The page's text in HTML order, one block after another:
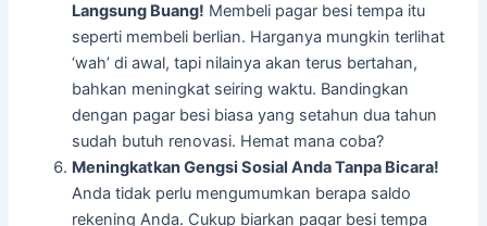
Langsung Buang! Membeli pagar besi tempa itu
seperti membeli berlian. Harganya mungkin terlihat
‘wah’ di awal, tapi nilainya akan terus bertahan,
bahkan meningkat seiring waktu. Bandingkan
dengan pagar besi biasa yang setahun dua tahun
sudah butuh renovasi. Hemat mana coba?
Meningkatkan Gengsi Sosial Anda Tanpa Bicara!
Anda tidak perlu mengumumkan berapa saldo
rekening Anda. Cukup biarkan pagar besi tempa